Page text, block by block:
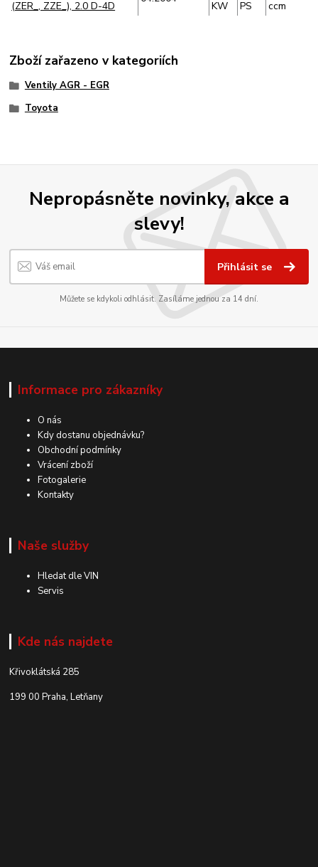
(ZER_, ZZE_), 2.0 D-4D
KW
PS
ccm
Zboží zařazeno v kategoriích
Ventily AGR - EGR
Toyota
Nepropásněte novinky, akce a
slevy!
Přihlásit se
Můžete se kdykoli odhlásit. Zasíláme jednou za 14 dní.
Informace pro zákazníky
O nás
Kdy dostanu objednávku?
Obchodní podmínky
Vrácení zboží
Fotogalerie
Kontakty
Naše služby
Hledat dle VIN
Servis
Kde nás najdete
Křivoklátská 285
199 00 Praha, Letňany